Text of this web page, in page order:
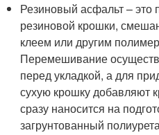
Резиновый асфальт – это
резиновой крошки,
клеем или другим
Перемешивание
перед укладкой, а для
сухую крошку добавляют
сразу наносится на
загрунтованный